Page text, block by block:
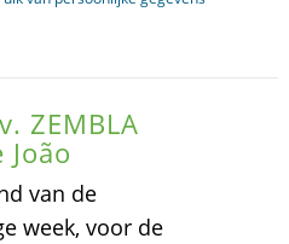
ZEMBLA
van de
week, voor de